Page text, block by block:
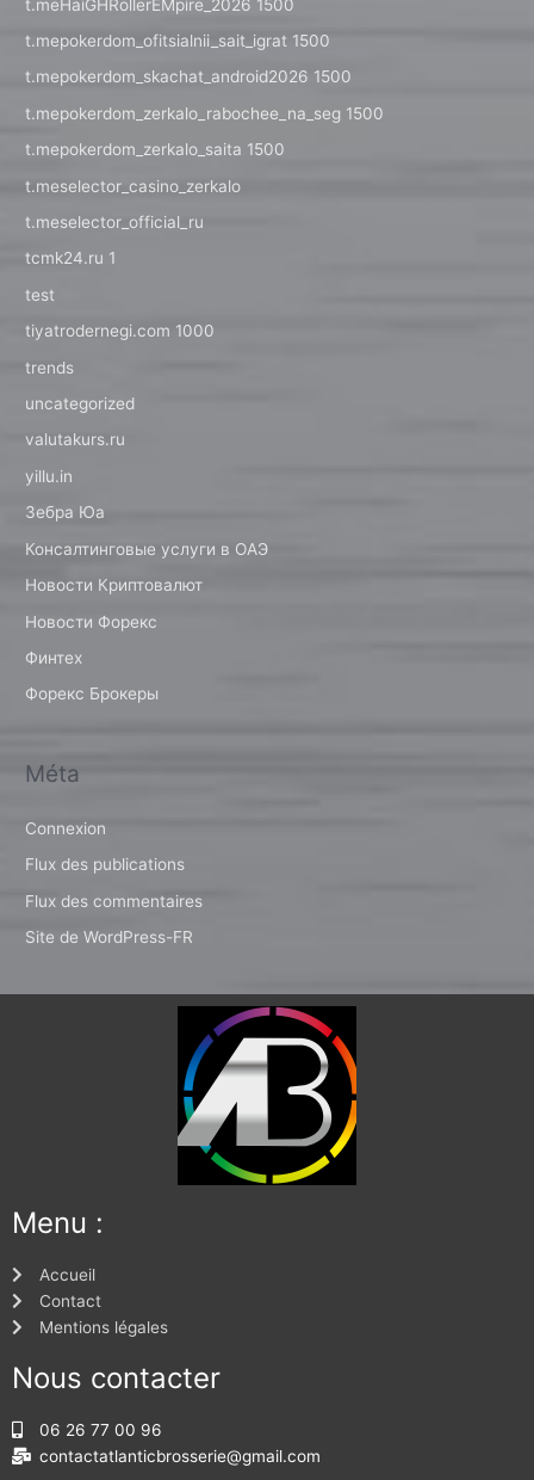
t.meHaiGHRollerEMpire_2026 1500
t.mepokerdom_ofitsialnii_sait_igrat 1500
t.mepokerdom_skachat_android2026 1500
t.mepokerdom_zerkalo_rabochee_na_seg 1500
t.mepokerdom_zerkalo_saita 1500
t.meselector_casino_zerkalo
t.meselector_official_ru
tcmk24.ru 1
test
tiyatrodernegi.com 1000
trends
uncategorized
valutakurs.ru
yillu.in
Зебра Юа
Консалтинговые услуги в ОАЭ
Новости Криптовалют
Новости Форекс
Финтех
Форекс Брокеры
Méta
Connexion
Flux des publications
Flux des commentaires
Site de WordPress-FR
Menu :
Accueil
Contact
Mentions légales
Nous contacter
06 26 77 00 96
contactatlanticbrosserie@gmail.com